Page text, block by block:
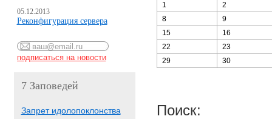
05.12.2013
Реконфигурация сервера
7 Заповедей
Запрет идолопоклонства
1
2
8
9
15
16
22
23
29
30
Поиск: